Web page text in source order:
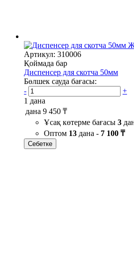
Артикул: 310006
Қоймада бар
Диспенсер для скотча 50мм
Бөлшек сауда бағасы:
-
+
1 дана
дана 9 450 ₸
Ұсақ көтерме бағасы 3
Оптом 13 дана - 7 100 ₸
Себетке